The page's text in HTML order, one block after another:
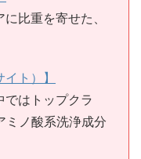
比重を寄せた、
ト）】
はトップクラ
ミノ酸系洗浄成分